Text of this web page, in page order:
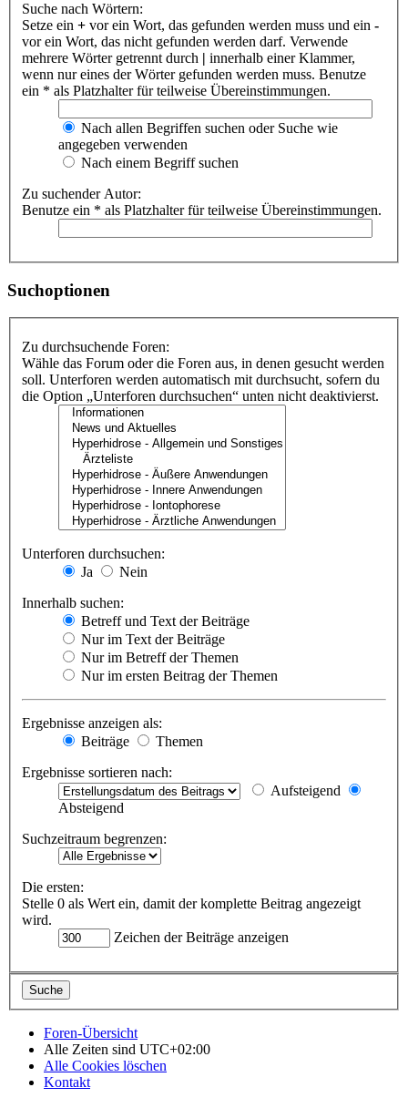
Suche nach Wörtern:
Setze ein + vor ein Wort, das gefunden werden muss und ein -
vor ein Wort, das nicht gefunden werden darf. Verwende
mehrere Wörter getrennt durch | innerhalb einer Klammer,
wenn nur eines der Wörter gefunden werden muss. Benutze
ein * als Platzhalter für teilweise Übereinstimmungen.
Nach allen Begriffen suchen oder Suche wie
angegeben verwenden
Nach einem Begriff suchen
Zu suchender Autor:
Benutze ein * als Platzhalter für teilweise Übereinstimmungen.
Suchoptionen
Zu durchsuchende Foren:
Wähle das Forum oder die Foren aus, in denen gesucht werden
soll. Unterforen werden automatisch mit durchsucht, sofern du
die Option „Unterforen durchsuchen“ unten nicht deaktivierst.
Unterforen durchsuchen:
Ja
Nein
Innerhalb suchen:
Betreff und Text der Beiträge
Nur im Text der Beiträge
Nur im Betreff der Themen
Nur im ersten Beitrag der Themen
Ergebnisse anzeigen als:
Beiträge
Themen
Ergebnisse sortieren nach:
Aufsteigend
Absteigend
Suchzeitraum begrenzen:
Die ersten:
Stelle 0 als Wert ein, damit der komplette Beitrag angezeigt
wird.
Zeichen der Beiträge anzeigen
Foren-Übersicht
Alle Zeiten sind UTC+02:00
Alle Cookies löschen
Kontakt